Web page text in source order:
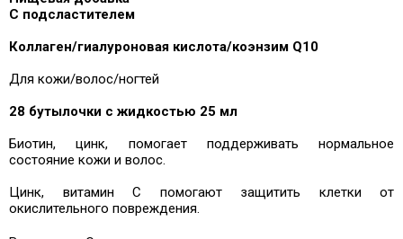
С подсластителем
Коллаген/гиалуроновая кислота/коэнзим Q10
Для кожи/волос/ногтей
28 бутылочки с жидкостью 25 мл
Биотин, цинк, помогает поддерживать нормальное
состояние кожи и волос.
Цинк, витамин С помогают защитить клетки от
окислительного повреждения.